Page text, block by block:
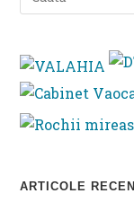
ARTICOLE